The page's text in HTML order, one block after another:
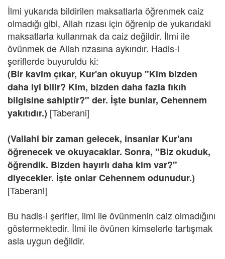
İlmi yukarıda bildirilen maksatlarla öğrenmek caiz
olmadığı gibi, Allah rızası için öğrenip de yukarıdaki
maksatlarla kullanmak da caiz değildir. İlmi ile
övünmek de Allah rızasına aykırıdır. Hadis-i
şeriflerde buyuruldu ki:
(Bir kavim çıkar, Kur'an okuyup "Kim bizden
daha iyi bilir? Kim, bizden daha fazla fıkıh
bilgisine sahiptir?" der. İşte bunlar, Cehennem
yakıtıdır.) [Taberani]
(Vallahi bir zaman gelecek, insanlar Kur'anı
öğrenecek ve okuyacaklar. Sonra, "Biz okuduk,
öğrendik. Bizden hayırlı daha kim var?"
diyecekler. İşte onlar Cehennem odunudur.)
[Taberani]
Bu hadis-i şerifler, ilmi ile övünmenin caiz olmadığını
göstermektedir. İlmi ile övünen kimselerle tartışmak
asla uygun değildir.